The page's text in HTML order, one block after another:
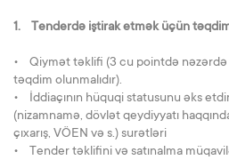
1. Tenderdə iştirak etmək üçün
• Qiymət təklifi (3 cu pointdə nəzərdə
təqdim olunmalıdır).
• İddiaçının hüquqi statusunu əks
(nizamnamə, dövlət qeydiyyatı
çıxarış, VÖEN və s.) surətləri
• Tender təklifini və satınalma